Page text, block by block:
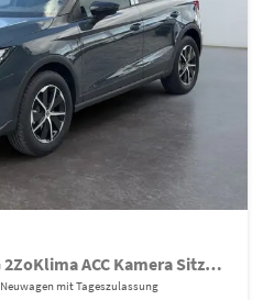
Style 1,0 TSI MO26 DSG 2ZoKlima ACC Kamera Sitzheizung Einparkhilfe Apple Car Play 5J Garantie
Neuwagen mit Tageszulassung